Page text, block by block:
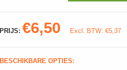
PRIJS: €6,50 Excl. BTW: €5,37
BESCHIKBARE OPTIES: